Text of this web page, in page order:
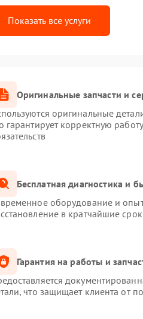
Показать все услуги
Оригинальные запчасти и
оригинальные
гарантирует корректную
Бесплатная диагностика и
оборудование и
в кратчайшие
Гарантия на работы и
что защищает клиента от